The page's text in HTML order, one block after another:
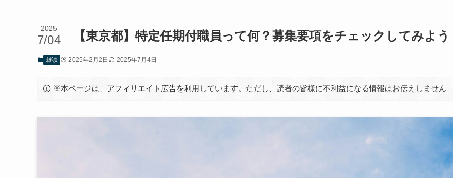
【東京都】特定任期付職員って何？募集要項をチェックしてみよう
2025
7/04
雑談 2025年2月2日 2025年7月4日
※本ページは、アフィリエイト広告を利用しています。ただし、読者の皆様に不利益になる情報はお伝えしません